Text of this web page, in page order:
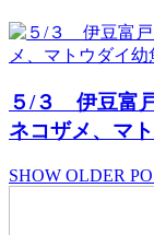
５/３ 伊豆富
ネコザメ、マ
SHOW OLDER